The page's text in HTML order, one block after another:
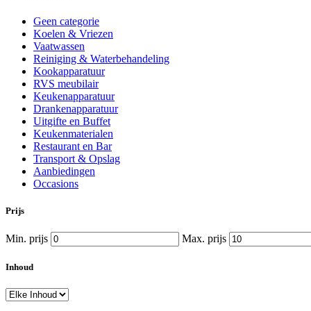
Geen categorie
Koelen & Vriezen
Vaatwassen
Reiniging & Waterbehandeling
Kookapparatuur
RVS meubilair
Keukenapparatuur
Drankenapparatuur
Uitgifte en Buffet
Keukenmaterialen
Restaurant en Bar
Transport & Opslag
Aanbiedingen
Occasions
Prijs
Min. prijs Max. prijs
Inhoud